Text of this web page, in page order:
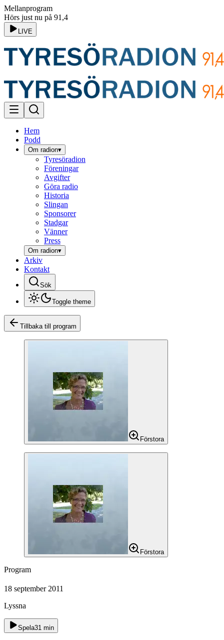
Mellanprogram
Hörs just nu på 91,4
LIVE
Hem
Podd
Om radion▾
Tyresöradion
Föreningar
Avgifter
Göra radio
Historia
Slingan
Sponsorer
Stadgar
Vänner
Press
Om radion▾
Arkiv
Kontakt
Sök
Toggle theme
Tillbaka till program
Förstora
Förstora
Program
18 september 2011
Lyssna
Spela31 min